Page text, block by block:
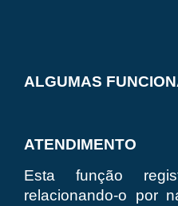
ALGUMAS
ATENDIMENTO
Esta função
relacionando-o por